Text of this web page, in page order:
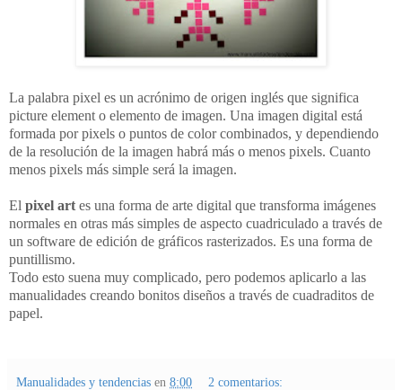
La palabra pixel es un acrónimo de origen inglés que significa
picture element o elemento de imagen. Una imagen digital está
formada por pixels o puntos de color combinados, y dependiendo
de la resolución de la imagen habrá más o menos pixels. Cuanto
menos pixels más simple será la imagen.
El pixel art es una forma de arte digital que transforma imágenes
normales en otras más simples de aspecto cuadriculado a través de
un software de edición de gráficos rasterizados. Es una forma de
puntillismo.
Todo esto suena muy complicado, pero podemos aplicarlo a las
manualidades creando bonitos diseños a través de cuadraditos de
papel.
Manualidades y tendencias en 8:00 2 comentarios: